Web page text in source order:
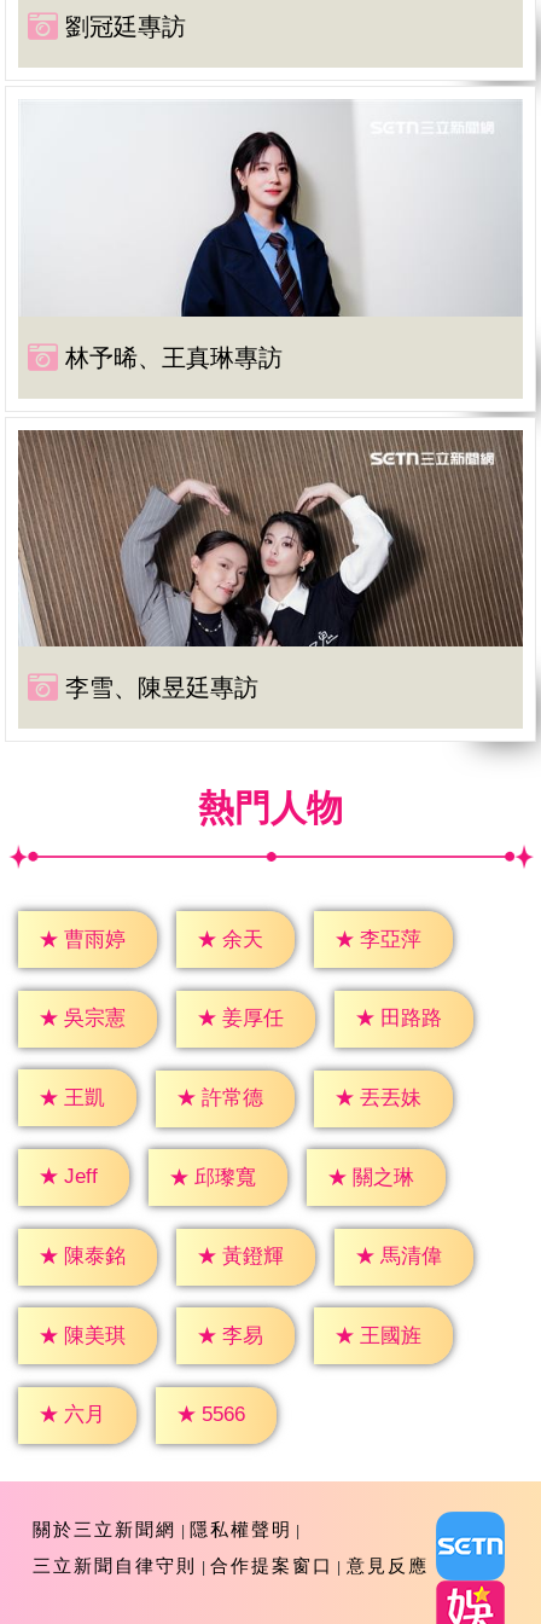
劉冠廷專訪
林予晞、王真琳專訪
李雪、陳昱廷專訪
熱門人物
★ 曹雨婷 ★ 余天 ★ 李亞萍
★ 吳宗憲 ★ 姜厚任 ★ 田路路
★ 王凱 ★ 許常德 ★ 丟丟妹
★ Jeff ★ 邱瓈寬 ★ 關之琳
★ 陳泰銘 ★ 黃鐙輝 ★ 馬清偉
★ 陳美琪 ★ 李易 ★ 王國旌
★ 六月 ★ 5566
關於三立新聞網
隱私權聲明
三立新聞自律守則
合作提案窗口 意見反應